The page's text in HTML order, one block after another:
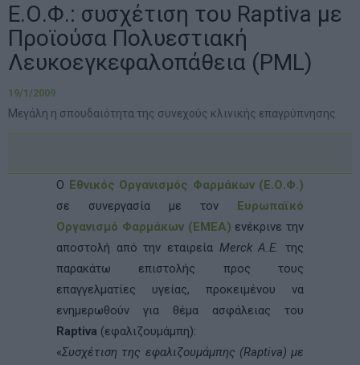
Ε.Ο.Φ.: συσχέτιση του Raptiva με
Προϊούσα Πολυεστιακή
Λευκοεγκεφαλοπάθεια (PML)
19/1/2009
Μεγάλη η σπουδαιότητα της συνεχούς κλινικής επαγρύπνησης
O Εθνικός Οργανισμός Φαρμάκων (Ε.Ο.Φ.)
σε συνεργασία με τον Ευρωπαϊκό
Οργανισμό Φαρμάκων (EMEA) ενέκρινε την
αποστολή από την εταιρεία Merck A.E. της
παρακάτω επιστολής προς τους
επαγγελματίες υγείας, προκειμένου να
ενημερωθούν για θέμα ασφάλειας του
Raptiva (εφαλιζουμάμπη):
«Συσχέτιση της εφαλιζουμάμπης (Raptiva) με